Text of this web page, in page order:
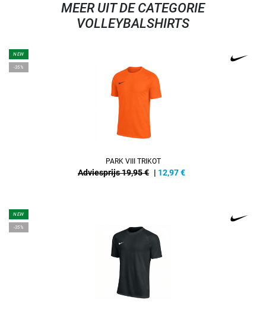
MEER UIT DE CATEGORIE
VOLLEYBALSHIRTS
NEW
-35%
PARK VIII TRIKOT
Adviesprijs 19,95 € | 12,97€
NEW
-35%